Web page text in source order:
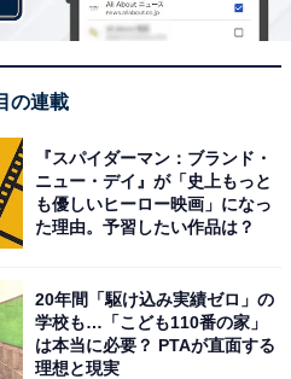
の連載
『スパイダーマン：ブランド・
ニュー・デイ』が「史上もっと
も優しいヒーロー映画」になっ
た理由。予習したい作品は？
20年間「駆け込み実績ゼロ」の
学校も…「こども110番の家」
は本当に必要？ PTAが直面する
理想と現実